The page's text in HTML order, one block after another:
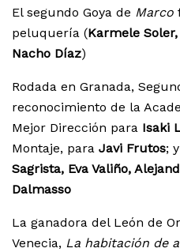
El segundo Goya de Marco
peluquería (Karmele
Nacho Díaz)
Rodada en Granada,
reconocimiento de la
Mejor Dirección para Isaki
Montaje, para Javi Frutos;
Sagrista, Eva Valiño,
Dalmasso
La ganadora del León de
Venecia, La habitación de